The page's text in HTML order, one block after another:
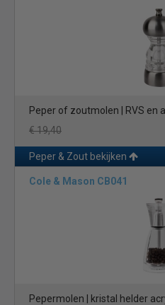
Peper of zoutmolen | RVS en
€ 19,40
Peper & Zout bekijken
Cole & Mason CB041
Pepermolen | kristal helder